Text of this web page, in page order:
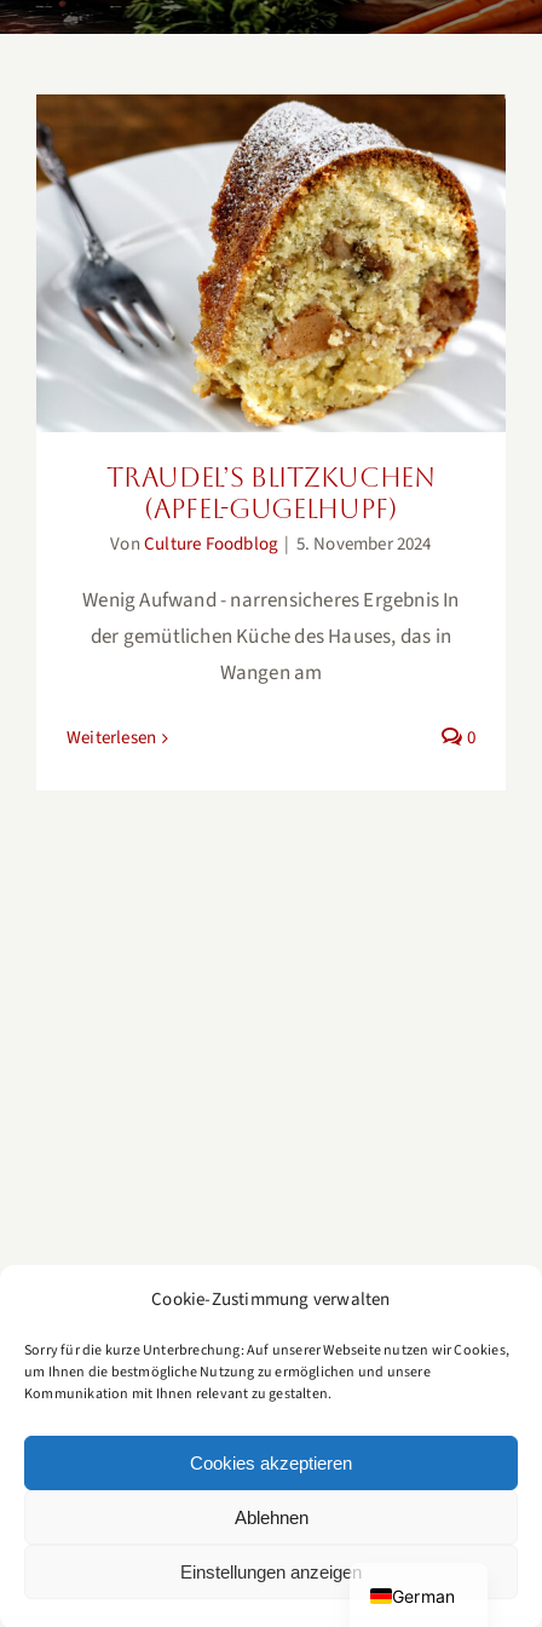
Cookie-Zustimmung verwalten
Sorry für die kurze Unterbrechung: Auf unserer Webseite nutzen wir Cookies,
um Ihnen die bestmögliche Nutzung zu ermöglichen und unsere
Kommunikation mit Ihnen relevant zu gestalten.
Cookies akzeptieren
Ablehnen
Einstellungen anzeigen
Traudel’s Blitzkuchen (Apfel-
Gugelhupf)
Traudel’s Blitzkuchen
(Apfel-Gugelhupf)
VonCulture Foodblog | 5. November 2024
Wenig Aufwand - narrensicheres Ergebnis In
der gemütlichen Küche des Hauses, das in
Wangen am
Weiterlesen 0
CULTURE FOOD BLOG
Ein kulinarisches Tagebuch für Genießer
DATENSCHUTZ|COOKIES
Reserved
German